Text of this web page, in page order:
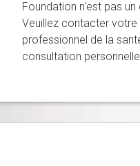
Foundation n'est pas
Veuillez contacter votre
professionnel de la
consultation